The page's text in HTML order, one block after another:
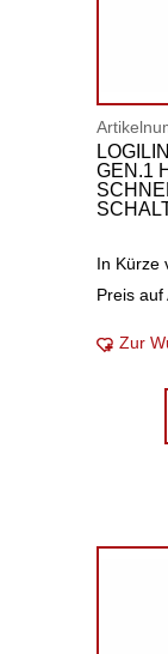
GEN.1
In Kürze
Preis auf
Zur